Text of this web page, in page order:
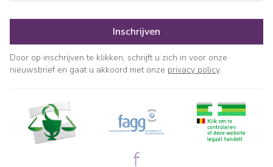
Inschrijven
Door op inschrijven te klikken, schrijft u zich in voor onze
nieuwsbrief en gaat u akkoord met onze privacy policy.